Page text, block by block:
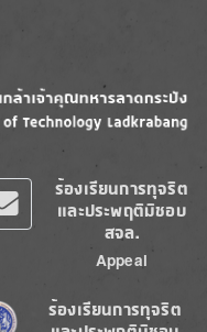
ร้องเรียนการทุจริต
และประพฤติมิชอบ
สจล.
Appeal
ร้องเรียนการทุจริต